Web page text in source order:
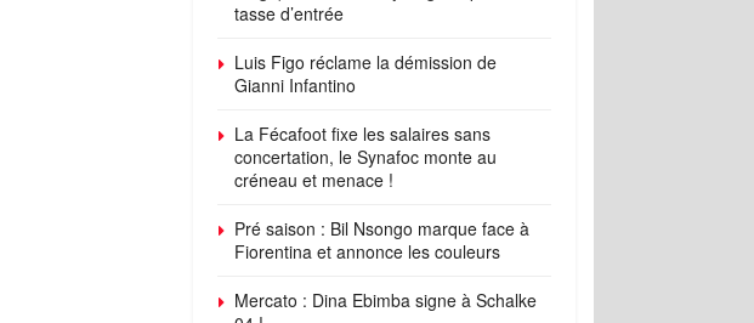
tasse d’entrée
Luis Figo réclame la démission de
Gianni Infantino
La Fécafoot fixe les salaires sans
concertation, le Synafoc monte au
créneau et menace !
Pré saison : Bil Nsongo marque face à
Fiorentina et annonce les couleurs
Mercato : Dina Ebimba signe à Schalke